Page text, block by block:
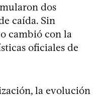
dos
caída. Sin
cambió con la
oficiales de
la evolución